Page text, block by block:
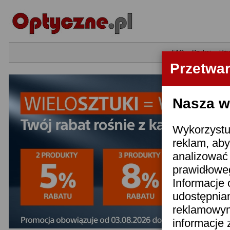
Nasza
reklam,
Informacje
informacje
•FAQ•Szukaj•